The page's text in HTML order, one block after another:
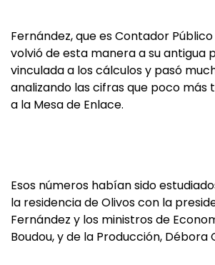
Fernández, que es Contador
volvió de esta manera a su antigua
vinculada a los cálculos y pasó
analizando las cifras que poco más
a la Mesa de Enlace.
Esos números habían sido
la residencia de Olivos con la
Fernández y los ministros de
Boudou, y de la Producción, Débora